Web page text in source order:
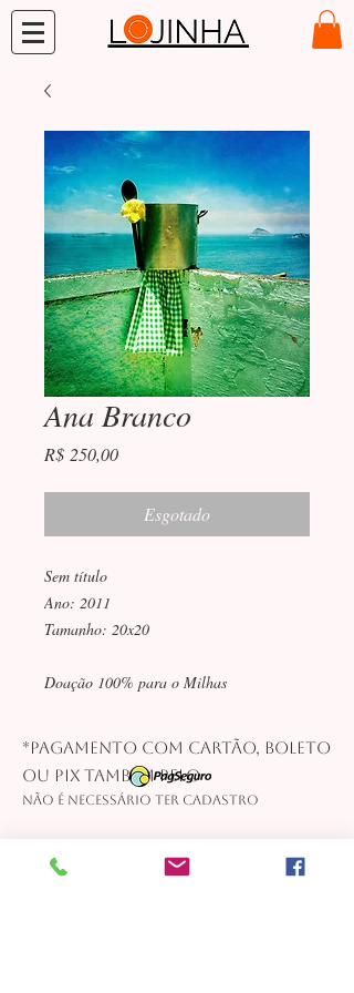
Ana Branco
R$ 250,00Preço
Esgotado
Sem título
Ano: 2011
Tamanho: 20x20
Doação 100% para o Milhas
*Pagamento com cartão, boleto
ou pix também pelo
Não é necessário ter cadastro